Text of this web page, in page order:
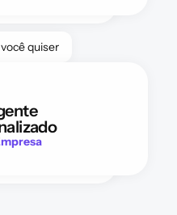
quiser